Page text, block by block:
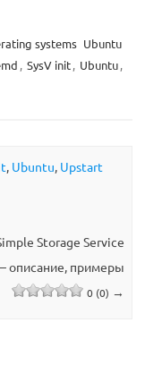
systems Ubuntu
, SysV init, Ubuntu,
, Ubuntu, Upstart
Storage Service
описание, примеры
0 (0) →